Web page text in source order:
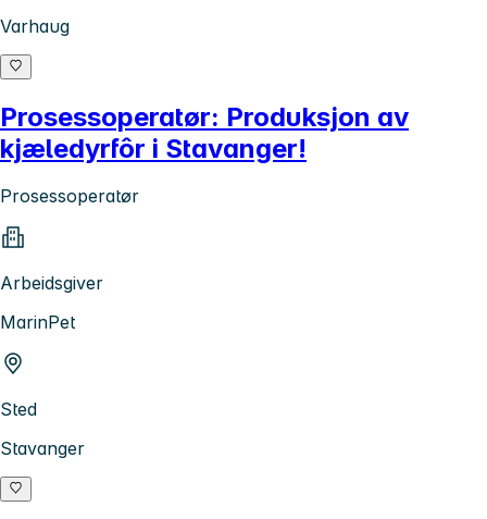
Varhaug
Prosessoperatør: Produksjon av
kjæledyrfôr i Stavanger!
Prosessoperatør
Arbeidsgiver
MarinPet
Sted
Stavanger